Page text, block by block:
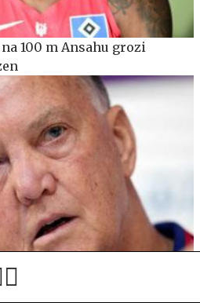
100 m Ansahu grozi